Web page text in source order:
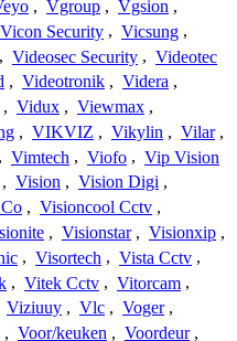
, Vgroup , Vgsion ,
Vicon Security , Vicsung ,
, Videosec Security , Videotec
, Videotronik , Videra ,
, Vidux , Viewmax ,
, VIKVIZ , Vikylin , Vilar ,
, Vimtech , Viofo , Vip Vision
, Vision , Vision Digi ,
, Visioncool Cctv ,
, Visionstar , Visionxip ,
, Visortech , Vista Cctv ,
, Vitek Cctv , Vitorcam ,
Viziuuy , Vlc , Voger ,
, Voor/keuken , Voordeur ,